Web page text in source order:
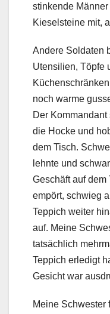
stinkende
Kieselsteine ​​mit,
Andere Soldaten
Utensilien, Töpfe
noch warme
Der
die Hocke und
dem Tisch.
lehnte und
Geschäft auf dem
empört, schwieg
Teppich weiter
auf. Meine
tatsächlich
Teppich erledigt
Gesicht war
Meine Schwester